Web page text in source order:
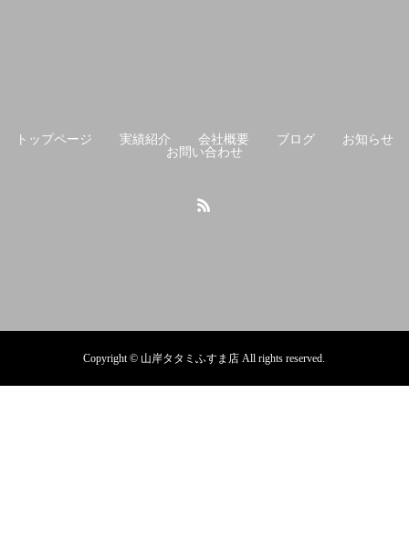
トップページ 実績紹介 会社概要 ブログ
お知らせ
お問い合わせ
Copyright © 山岸タタミふすま店 All rights reserved.